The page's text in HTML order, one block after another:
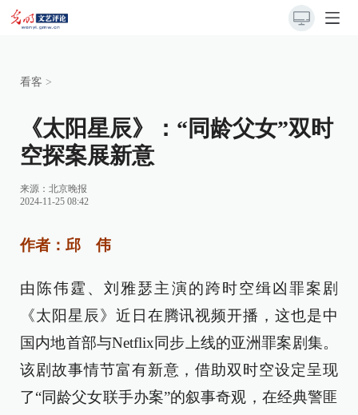
看客 >
《太阳星辰》：“同龄父女”双时
空探案展新意
来源： 北京晚报
2024-11-25 08:42
作者：邱 伟
由陈伟霆、刘雅瑟主演的跨时空缉凶罪案剧
《太阳星辰》近日在腾讯视频开播，这也是中
国内地首部与Netflix同步上线的亚洲罪案剧集。
该剧故事情节富有新意，借助双时空设定呈现
了“同龄父女联手办案”的叙事奇观，在经典警匪